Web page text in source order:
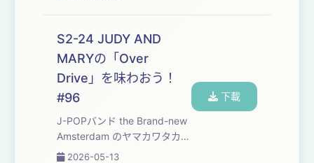
強も兼ねて、楽しくおしゃべ
りしながら平成を彩った名曲
たちを味わっていくPodcast
番組です。 番組のご感想は下
のお便りフォームか...
S2-24 JUDY AND
MARYの「Over
Drive」を味わおう！
#96
J-POPバンド ⁠⁠⁠⁠⁠⁠⁠⁠⁠⁠⁠⁠⁠⁠⁠⁠⁠⁠⁠⁠⁠⁠⁠⁠⁠⁠⁠⁠⁠⁠⁠⁠⁠the Brand-new
Amsterdam⁠⁠⁠⁠⁠⁠⁠⁠⁠⁠⁠⁠⁠⁠⁠⁠⁠⁠⁠⁠⁠⁠⁠⁠⁠⁠⁠⁠⁠⁠⁠⁠ ⁠のヤマカワタカヒ
ロとフジモトヨウヘイが、自
2026-05-13
下載